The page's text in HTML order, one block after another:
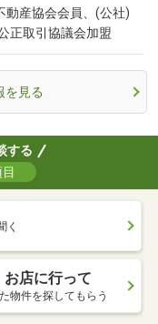
動産協会会員、(公社)
正取引協議会加盟
を見る
する
く
お店に行って
物件を探してもらう